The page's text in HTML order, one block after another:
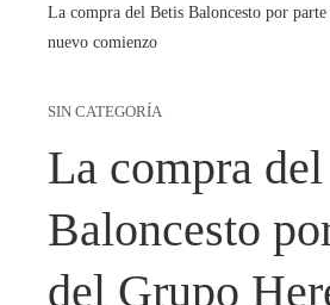
La compra del Betis Baloncesto por
nuevo comienzo
SIN CATEGORÍA
La compra
Baloncesto
del Grupo